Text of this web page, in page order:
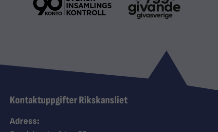
Kontaktuppgifter Rikskansliet
Adress: